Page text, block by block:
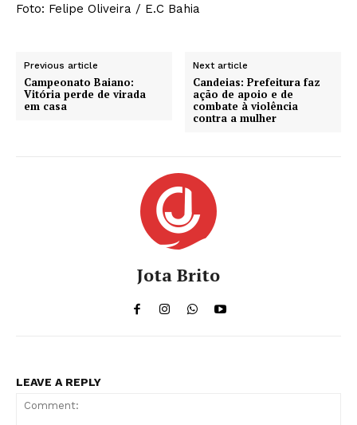
Foto: Felipe Oliveira / E.C Bahia
Previous article
Campeonato Baiano:
Vitória perde de virada
em casa
Next article
Candeias: Prefeitura faz
ação de apoio e de
combate à violência
contra a mulher
Jota Brito
LEAVE A REPLY